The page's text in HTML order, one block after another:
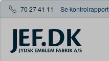
70 27 41 11 Se kontrolrapport